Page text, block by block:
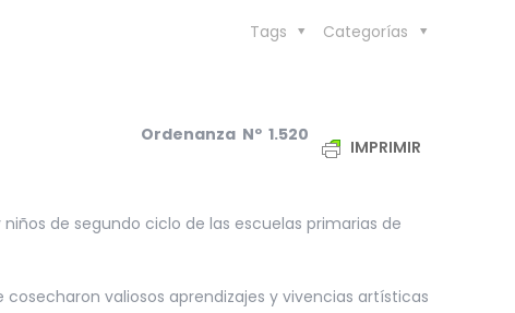
Categorías
Tags
IMPRIMIR
Ordenanza Nº 1.520
de segundo ciclo de las escuelas primarias de
valiosos aprendizajes y vivencias artísticas